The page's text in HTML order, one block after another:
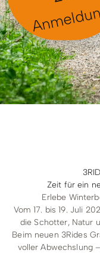
Radfahren
Tourenportal
Tourist-
Zeit für ein
Erlebe
Vom 17. bis 19. Juli
die Schotter, Natur
Beim neuen 3Rides
voller Abwechslung